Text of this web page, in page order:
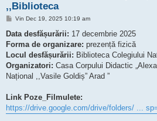
,,Biblioteca
M
s
j
Vin Dec 19, 2025 10:19 am
Data desfășurării: 17 decembrie 2025
Forma de organizare: prezență fizică
Locul desfășurării: Biblioteca Colegiului
Organizatori: Casa Corpului Didactic
Național ,,Vasile Goldiș” Arad ”
Link Poze_Filmulete:
https://drive.google.com/drive/folders/ ...